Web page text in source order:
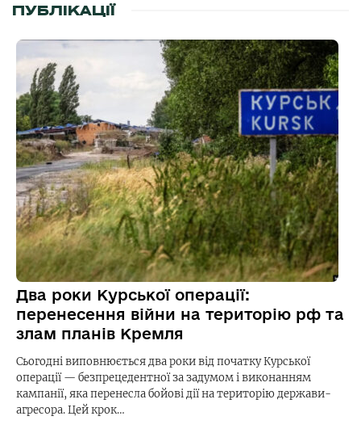
ПУБЛІКАЦІЇ
Два роки Курської операції:
перенесення війни на територію рф та
злам планів Кремля
Сьогодні виповнюється два роки від початку Курської
операції — безпрецедентної за задумом і виконанням
кампанії, яка перенесла бойові дії на територію держави-
агресора. Цей крок…